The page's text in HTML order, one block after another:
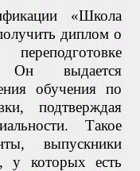
«Школа
диплом о
Он выдается
обучения по
подтверждая
Такое
выпускники
у которых есть